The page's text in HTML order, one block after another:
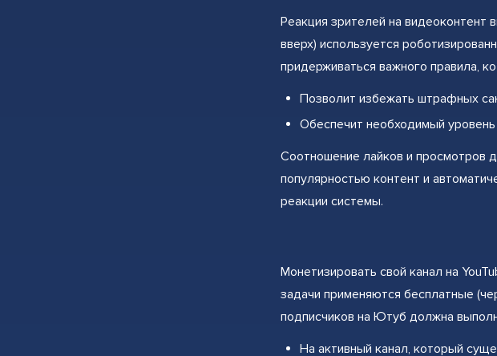
Реакция зрителей на видеоконтент
вверх) используется
придерживаться важного правила,
Позволит избежать штрафных
Обеспечит необходимый
Соотношение лайков и просмотров
популярностью контент и
реакции системы.
Монетизировать свой канал на
задачи применяются бесплатные
подписчиков на Ютуб должна
На активный канал, который